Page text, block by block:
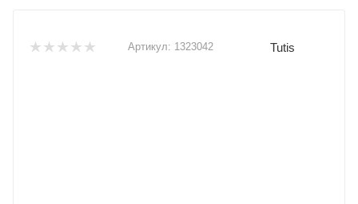
Артикул: 1323042 Tutis